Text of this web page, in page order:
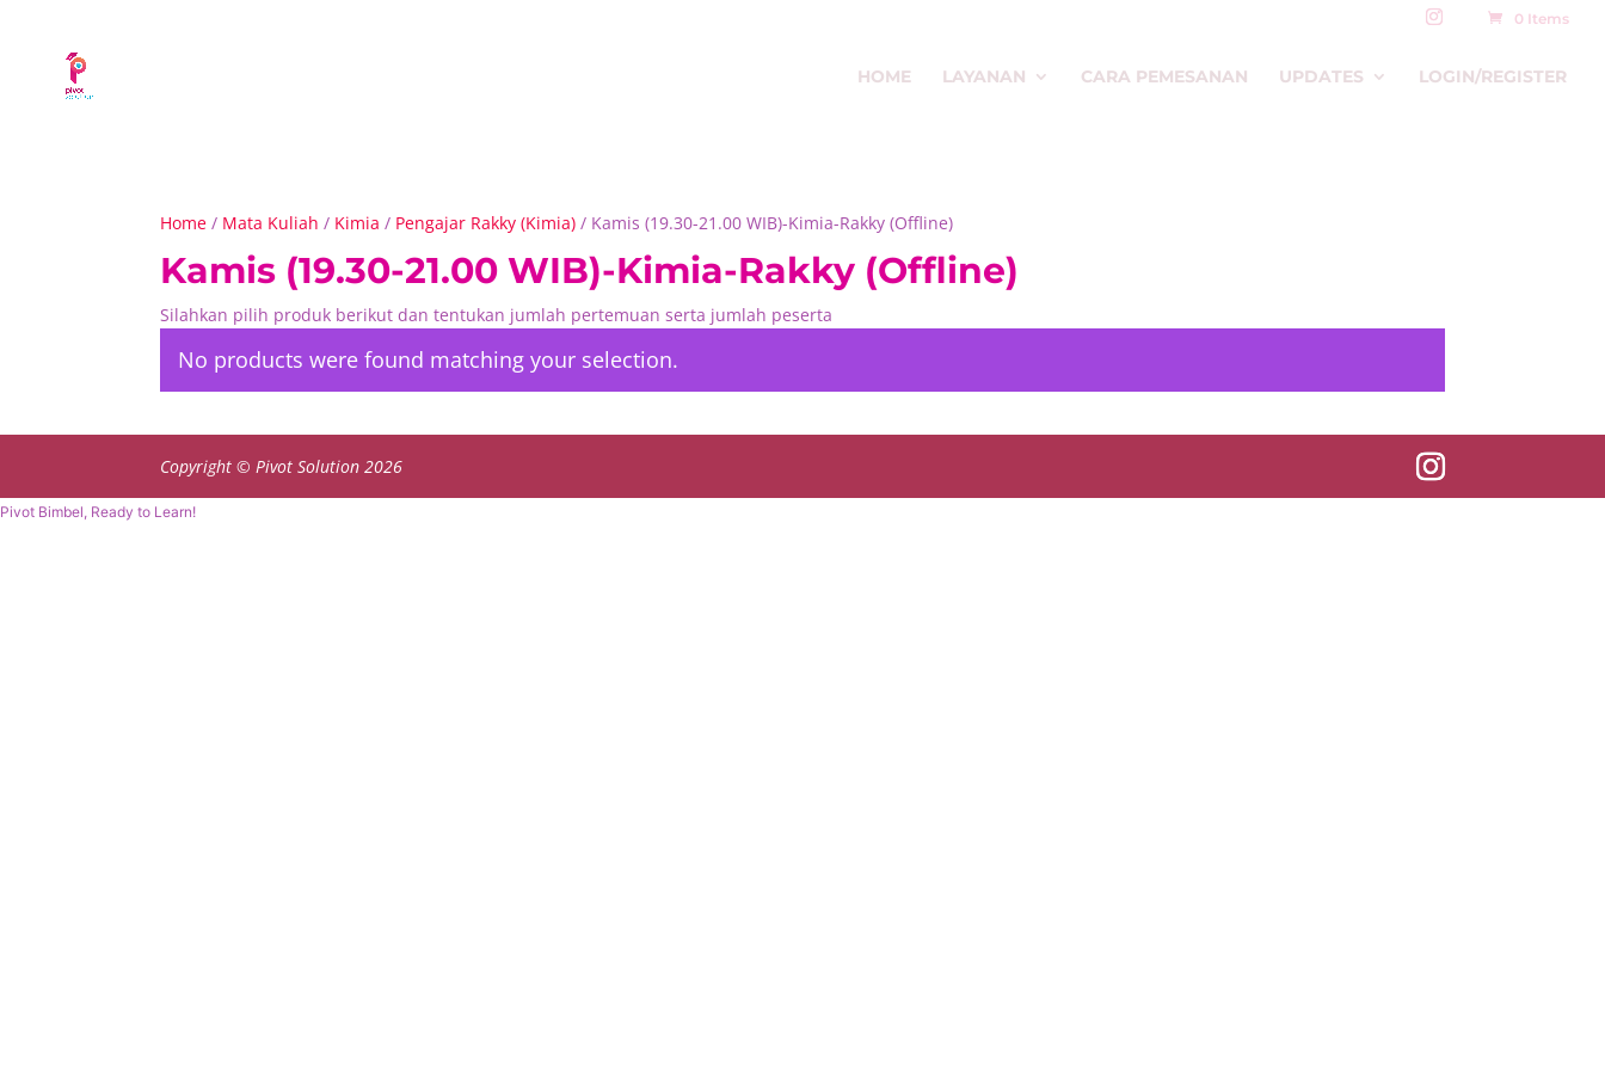
0 Items
HOME LAYANAN CARA PEMESANAN UPDATES LOGIN/REGISTER
Home / Mata Kuliah / Kimia / Pengajar Rakky (Kimia) / Kamis (19.30-21.00 WIB)-Kimia-Rakky (Offline)
Kamis (19.30-21.00 WIB)-Kimia-Rakky (Offline)
Silahkan pilih produk berikut dan tentukan jumlah pertemuan serta jumlah peserta
No products were found matching your selection.
Copyright © Pivot Solution 2026
Pivot Bimbel, Ready to Learn!